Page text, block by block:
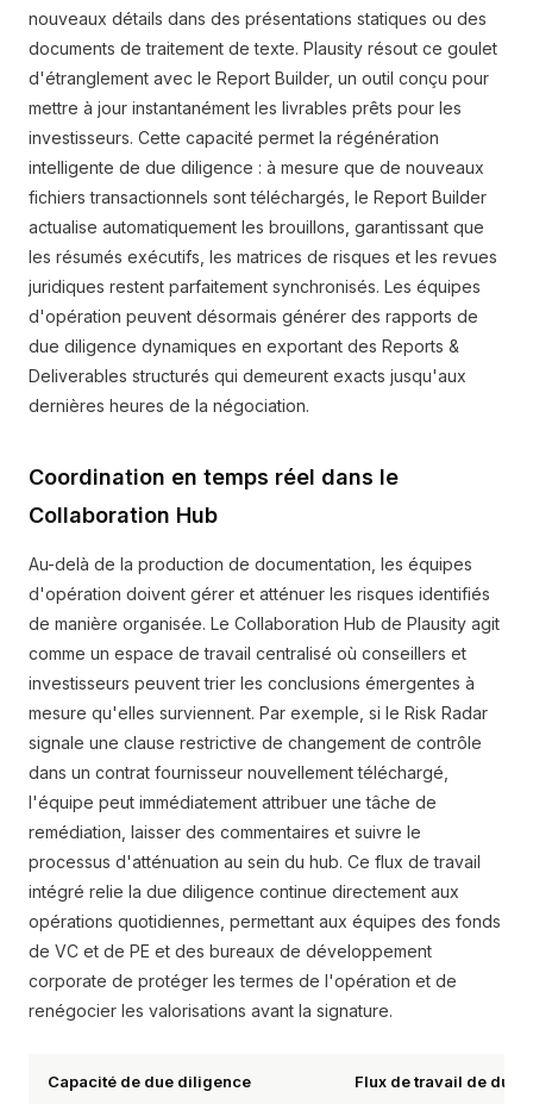
nouveaux détails dans des présentations statiques ou des
documents de traitement de texte. Plausity résout ce goulet
d'étranglement avec le Report Builder, un outil conçu pour
mettre à jour instantanément les livrables prêts pour les
investisseurs. Cette capacité permet la régénération
intelligente de due diligence : à mesure que de nouveaux
fichiers transactionnels sont téléchargés, le Report Builder
actualise automatiquement les brouillons, garantissant que
les résumés exécutifs, les matrices de risques et les revues
juridiques restent parfaitement synchronisés. Les équipes
d'opération peuvent désormais générer des rapports de
due diligence dynamiques en exportant des Reports &
Deliverables structurés qui demeurent exacts jusqu'aux
dernières heures de la négociation.
Coordination en temps réel dans le
Collaboration Hub
Au-delà de la production de documentation, les équipes
d'opération doivent gérer et atténuer les risques identifiés
de manière organisée. Le Collaboration Hub de Plausity agit
comme un espace de travail centralisé où conseillers et
investisseurs peuvent trier les conclusions émergentes à
mesure qu'elles surviennent. Par exemple, si le Risk Radar
signale une clause restrictive de changement de contrôle
dans un contrat fournisseur nouvellement téléchargé,
l'équipe peut immédiatement attribuer une tâche de
remédiation, laisser des commentaires et suivre le
processus d'atténuation au sein du hub. Ce flux de travail
intégré relie la due diligence continue directement aux
opérations quotidiennes, permettant aux équipes des fonds
de VC et de PE et des bureaux de développement
corporate de protéger les termes de l'opération et de
renégocier les valorisations avant la signature.
Capacité de due diligence Flux de travail de due